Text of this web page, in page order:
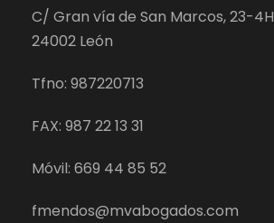
C/ Gran vía de San Marcos, 23-4H
24002 León
Tfno: 987220713
FAX: 987 22 13 31
Móvil: 669 44 85 52
fmendos@mvabogados.com